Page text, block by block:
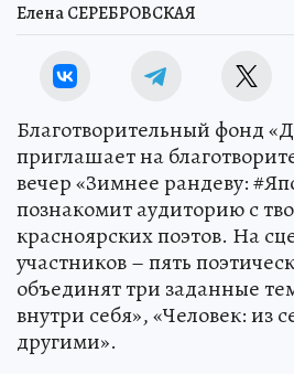
Елена СЕРЕБРОВСКАЯ
Благотворительный фонд
приглашает на
вечер «Зимнее рандеву:
познакомит аудиторию с
красноярских поэтов. На
участников – пять
объединят три заданные
внутри себя», «Человек: из
другими».